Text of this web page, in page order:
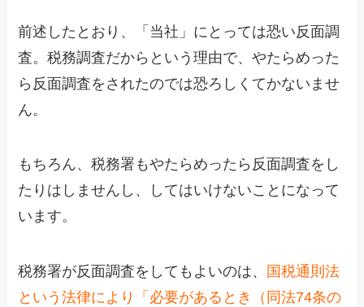
前述したとおり、「当社」にとっては恐い反面調
査。税務調査だからという理由で、やたらめった
ら反面調査をされたのでは恐ろしくてかないませ
ん。
もちろん、税務署もやたらめったら反面調査をし
たりはしませんし、してはいけないことになって
います。
税務署が反面調査をしてもよいのは、
国税通則法
という法律により「必要があるとき（同法74条の